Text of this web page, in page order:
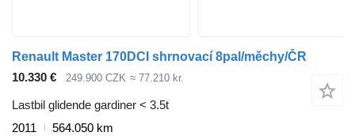
Renault Master 170DCI shrnovací 8pal/měchy/ČR
10.330 €
249.900 CZK ≈ 77.210 kr.
Lastbil glidende gardiner < 3.5t
2011
564.050 km